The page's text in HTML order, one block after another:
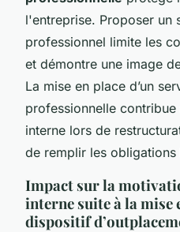
l'entreprise. Proposer un
professionnel limite les
et démontre une image
La mise en place d’un
professionnelle
interne lors de
de remplir les obligations
Impact sur la
interne suite à la mise
dispositif